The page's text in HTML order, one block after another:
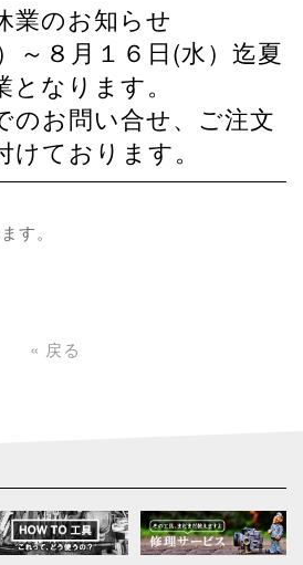
休業のお知らせ
～８月１６日(水）迄夏
となります。
のお問い合せ、ご注文
けております。
す。
« 戻る